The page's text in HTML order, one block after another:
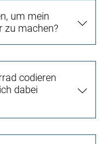
um mein
zu machen?
codieren
dabei